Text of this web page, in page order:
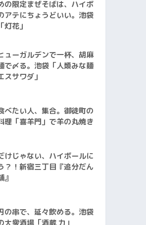
の限定まぜそばは、ハイボ
アテにちょうどいい。池袋
灯花」
ューガルデンで一杯、胡麻
で〆る。池袋「人類みな麺
スサワダ」
べたい人、集合。御徒町の
理「喜羊門」で羊の丸焼き
けじゃない、ハイボールに
？！新宿三丁目『追分だん
』
の串で、延々飲める。池袋